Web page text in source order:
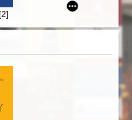
into the Polish pedagogical
kulturowym na przełomie XIX